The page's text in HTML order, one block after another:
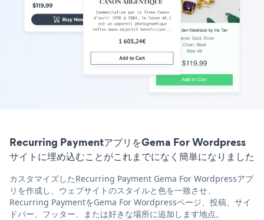
Recurring PaymentアプリをGema For Wordpress
サイトに埋め込むことがこれまでになく簡単になりました
カスタマイズしたRecurring Payment Gema For Wordpressアプ
リを作成し、ウェブサイトのスタイルと色を一致させ、
Recurring PaymentをGema For Wordpressページ、投稿、サイ
ドバー、フッター、または好きな場所に追加します地点。